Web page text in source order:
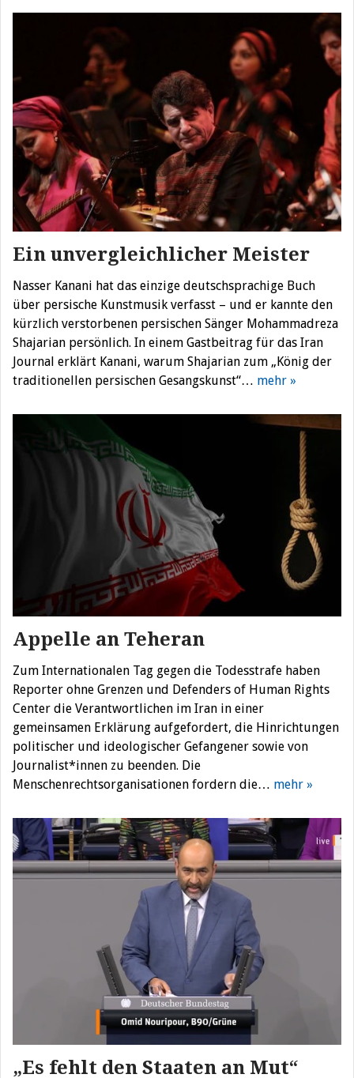
Ein unvergleichlicher Meister
Nasser Kanani hat das einzige deutschsprachige Buch
über persische Kunstmusik verfasst – und er kannte den
kürzlich verstorbenen persischen Sänger Mohammadreza
Shajarian persönlich. In einem Gastbeitrag für das Iran
Journal erklärt Kanani, warum Shajarian zum „König der
traditionellen persischen Gesangskunst“… mehr »
Appelle an Teheran
Zum Internationalen Tag gegen die Todesstrafe haben
Reporter ohne Grenzen und Defenders of Human Rights
Center die Verantwortlichen im Iran in einer
gemeinsamen Erklärung aufgefordert, die Hinrichtungen
politischer und ideologischer Gefangener sowie von
Journalist*innen zu beenden. Die
Menschenrechtsorganisationen fordern die… mehr »
„Es fehlt den Staaten an Mut“